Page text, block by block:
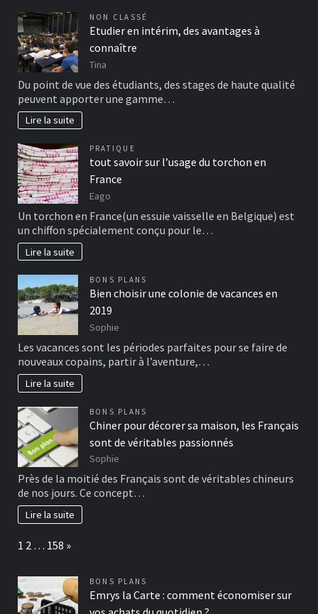
NON CLASSÉ
Etudier en intérim, des avantages à
connaître
Tina
Du point de vue des étudiants, des stages de haute qualité
peuvent apporter une gamme…
Lire la suite
PRATIQUE
tout savoir sur l’usage du torchon en
France
Eago
Un torchon en France(un essuie vaisselle en Belgique) est
un chiffon spécialement conçu pour le…
Lire la suite
BONS PLANS
Bien choisir une colonie de vacances en
2019
Sophie
Les vacances sont les périodes parfaites pour se faire de
nouveaux copains, partir à l’aventure,…
Lire la suite
BONS PLANS
Chiner pour décorer sa maison, les Français
sont de véritables passionnés
Sophie
Près de la moitié des Français sont de véritables chineurs
de nos jours. Ce concept…
Lire la suite
Page:
1 2 … 158 Next
»
BONS PLANS
Emrys la Carte : comment économiser sur